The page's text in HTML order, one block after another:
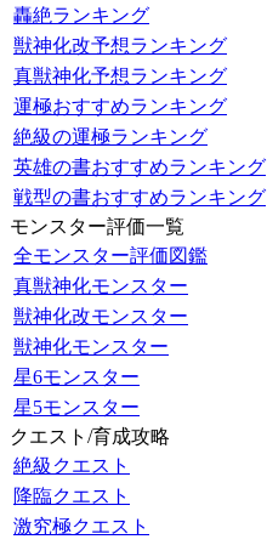
轟絶ランキング
獣神化改予想ランキング
真獣神化予想ランキング
運極おすすめランキング
絶級の運極ランキング
英雄の書おすすめランキング
戦型の書おすすめランキング
モンスター評価一覧
全モンスター評価図鑑
真獣神化モンスター
獣神化改モンスター
獣神化モンスター
星6モンスター
星5モンスター
クエスト/育成攻略
絶級クエスト
降臨クエスト
激究極クエスト